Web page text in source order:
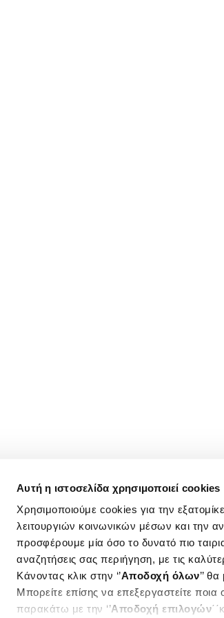
Αυτή η ιστοσελίδα χρησιμοποιεί cookies
Χρησιμοποιούμε cookies για την
λειτουργιών κοινωνικών μέσων και την
προσφέρουμε μία όσο το δυνατό πιο
αναζητήσεις σας περιήγηση, με τις
Κάνοντας κλικ στην ‘’Αποδοχή όλων’’
Μπορείτε επίσης να επεξεργαστείτε
παρακάτω με την ‘’Αποδοχή επιλογών